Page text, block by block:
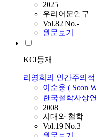
2025
우리어문연구
Vol.82 No.-
원문보기
KCI등재
리영희의 인간주의
이순웅 ( Soon
한국철학사상
2008
시대와 철학
Vol.19 No.3